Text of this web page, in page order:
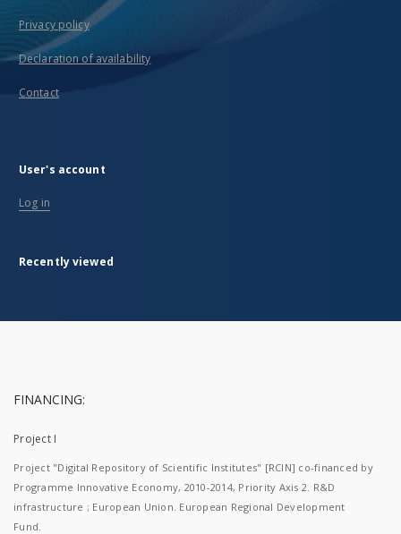
Privacy policy
Declaration of availability
Contact
User's account
Log in
Recently viewed
FINANCING:
Project I
Project "Digital Repository of Scientific Institutes" [RCIN] co-financed by
Programme Innovative Economy, 2010-2014, Priority Axis 2. R&D
infrastructure ; European Union. European Regional Development
Fund.